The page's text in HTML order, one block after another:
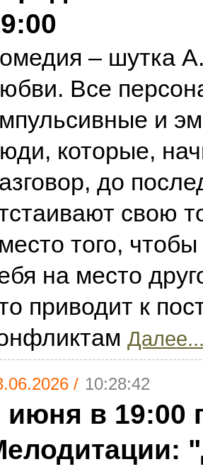
– шутка
Все
и
которые,
до
свою
того,
на место
приводит к
/ 10:28:42
июня в 19:00